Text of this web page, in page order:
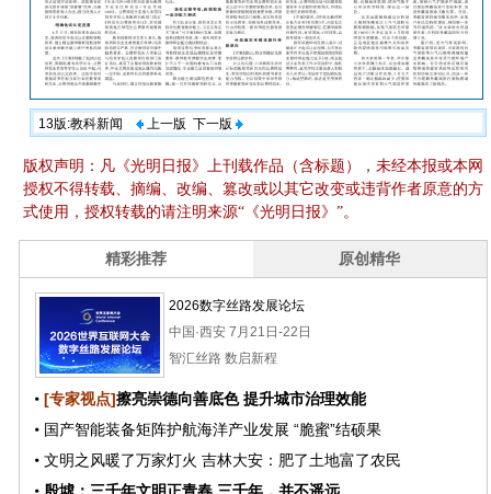
13版:教科新闻 上一版 下一版
版权声明：凡《光明日报》上刊载作品（含标题），未经本报或本网
授权不得转载、摘编、改编、篡改或以其它改变或违背作者原意的方
式使用，授权转载的请注明来源“《光明日报》”。